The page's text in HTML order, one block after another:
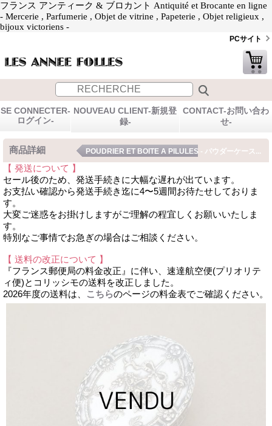
フランス アンティーク & ブロカント Antiquité et Brocante en ligne
- Mercerie , Parfumerie , Objet de vitrine , Papeterie , Objet religieux ,
bijoux victoriens -
PCサイト
SE CONNECTER-
ログイン-
NOUVEAU CLIENT-新規登
録-
CONTACT-お問い合わ
せ-
商品詳細 POUDRIER ET BOITE A PILULES - パウダーケース...
【 発送について 】
セール後のため、発送手続きに大幅な遅れが出ています。
お支払い確認から発送手続き迄に4〜5週間お待たせしておりま
す。
大変ご迷惑をお掛けしますがご理解の程宜しくお願いいたしま
す。
特別なご事情でお急ぎの場合はご相談ください。
【 送料の改正について 】
『フランス郵便局の料金改正』に伴い、速達航空便(プリオリテ
ィ便)とコリッシモの送料を改正しました。
2026年度の送料は、
こちらのページの料金表でご確認ください。